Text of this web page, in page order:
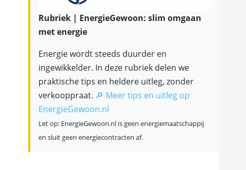
Rubriek | EnergieGewoon: slim omgaan
met energie
Energie wordt steeds duurder en
ingewikkelder. In deze rubriek delen we
praktische tips en heldere uitleg, zonder
verkooppraat. 🔎 Meer tips en uitleg op
EnergieGewoon.nl
Let op: EnergieGewoon.nl is geen energiemaatschappij
en sluit geen energiecontracten af.